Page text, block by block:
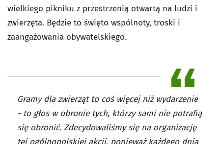
wielkiego pikniku z przestrzenią otwartą na ludzi i
zwierzęta. Będzie to święto wspólnoty, troski i
zaangażowania obywatelskiego.
Gramy dla zwierząt to coś więcej niż wydarzenie
- to głos w obronie tych, którzy sami nie potrafią
się obronić. Zdecydowaliśmy się na organizację
tej ogólnopolskiej akcji, ponieważ każdego dnia